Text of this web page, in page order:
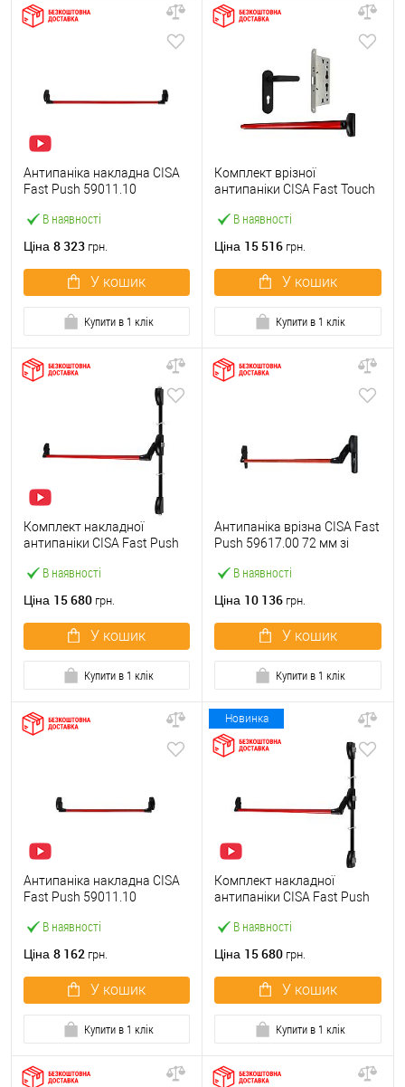
В наявності
Антипаніка накладна CISA
Fast Push 59011.10
штангою 1200 мм червона
Ціна 8 323 грн.
У кошик
Купити в 1 клік
В наявності
Комплект врізної
антипаніки CISA Fast Touch
із замком та ручкою
Ціна 15 516 грн.
У кошик
Купити в 1 клік
В наявності
Комплект накладної
антипаніки CISA Fast Push
точковий вверх-вниз
Ціна 15 680 грн.
У кошик
Купити в 1 клік
В наявності
Антипаніка врізна CISA Fast
Push 59617.00 72 мм зі
Ціна 10 136 грн.
У кошик
Купити в 1 клік
В наявності
Антипаніка накладна CISA
Fast Push 59011.10
штангою 900 мм червона
Ціна 8 162 грн.
У кошик
Купити в 1 клік
Новинка
В наявності
Комплект накладної
антипаніки CISA Fast Push
точковий вбік червона
Ціна 15 680 грн.
У кошик
Купити в 1 клік